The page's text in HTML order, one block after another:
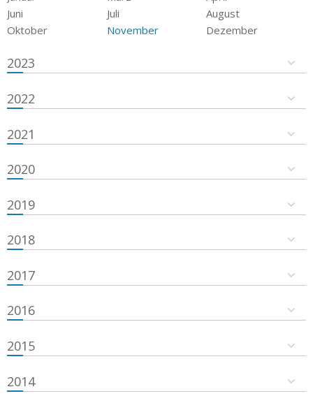
Juni
Juli
August
Oktober
November Dezember
2023
2022
2021
2020
2019
2018
2017
2016
2015
2014